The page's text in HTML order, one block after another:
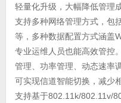
轻量化升级，大幅降低管理
支持多种网络管理方式，包
等，多种数据配置方式涵盖
专业运维人员也能高效管控
管理、功率管理、动态速率
可实现信道智能切换，减少
支持基于802.11k/802.11v/